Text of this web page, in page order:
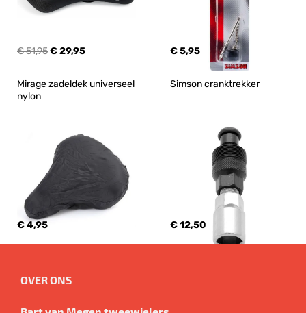
€ 51,95€ 29,95 € 5,95
Mirage zadeldek universeel
nylon
€ 4,95
Simson cranktrekker
€ 12,50
OVER ONS